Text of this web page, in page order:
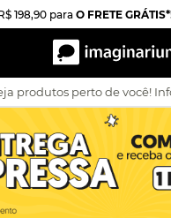
198,90paraO FRETE
produtos perto de você!